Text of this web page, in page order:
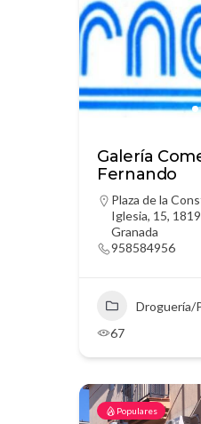
Galería
Fernando
Plaza de la
Iglesia, 15,
Granada
958584956
Droguería/
67
Populares